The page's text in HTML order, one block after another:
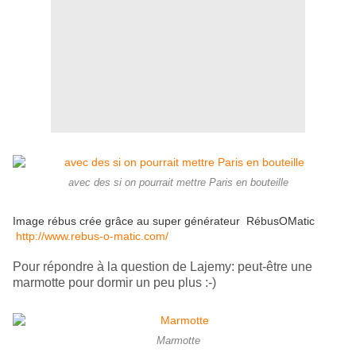
avec des si on pourrait mettre Paris en bouteille
Image rébus crée grâce au super générateur RébusOMatic
http://www.rebus-o-matic.com/
Pour répondre à la question de Lajemy: peut-être une
marmotte pour dormir un peu plus :-)
Marmotte